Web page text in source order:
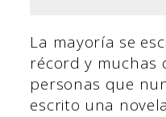
La mayoría se
récord y muchas
personas que
escrito una